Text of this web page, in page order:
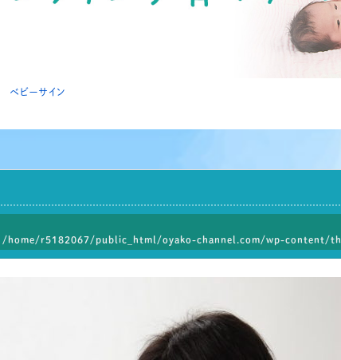
ベビーサイン
/home/r5182067/public_html/oyako-channel.com/wp-content/